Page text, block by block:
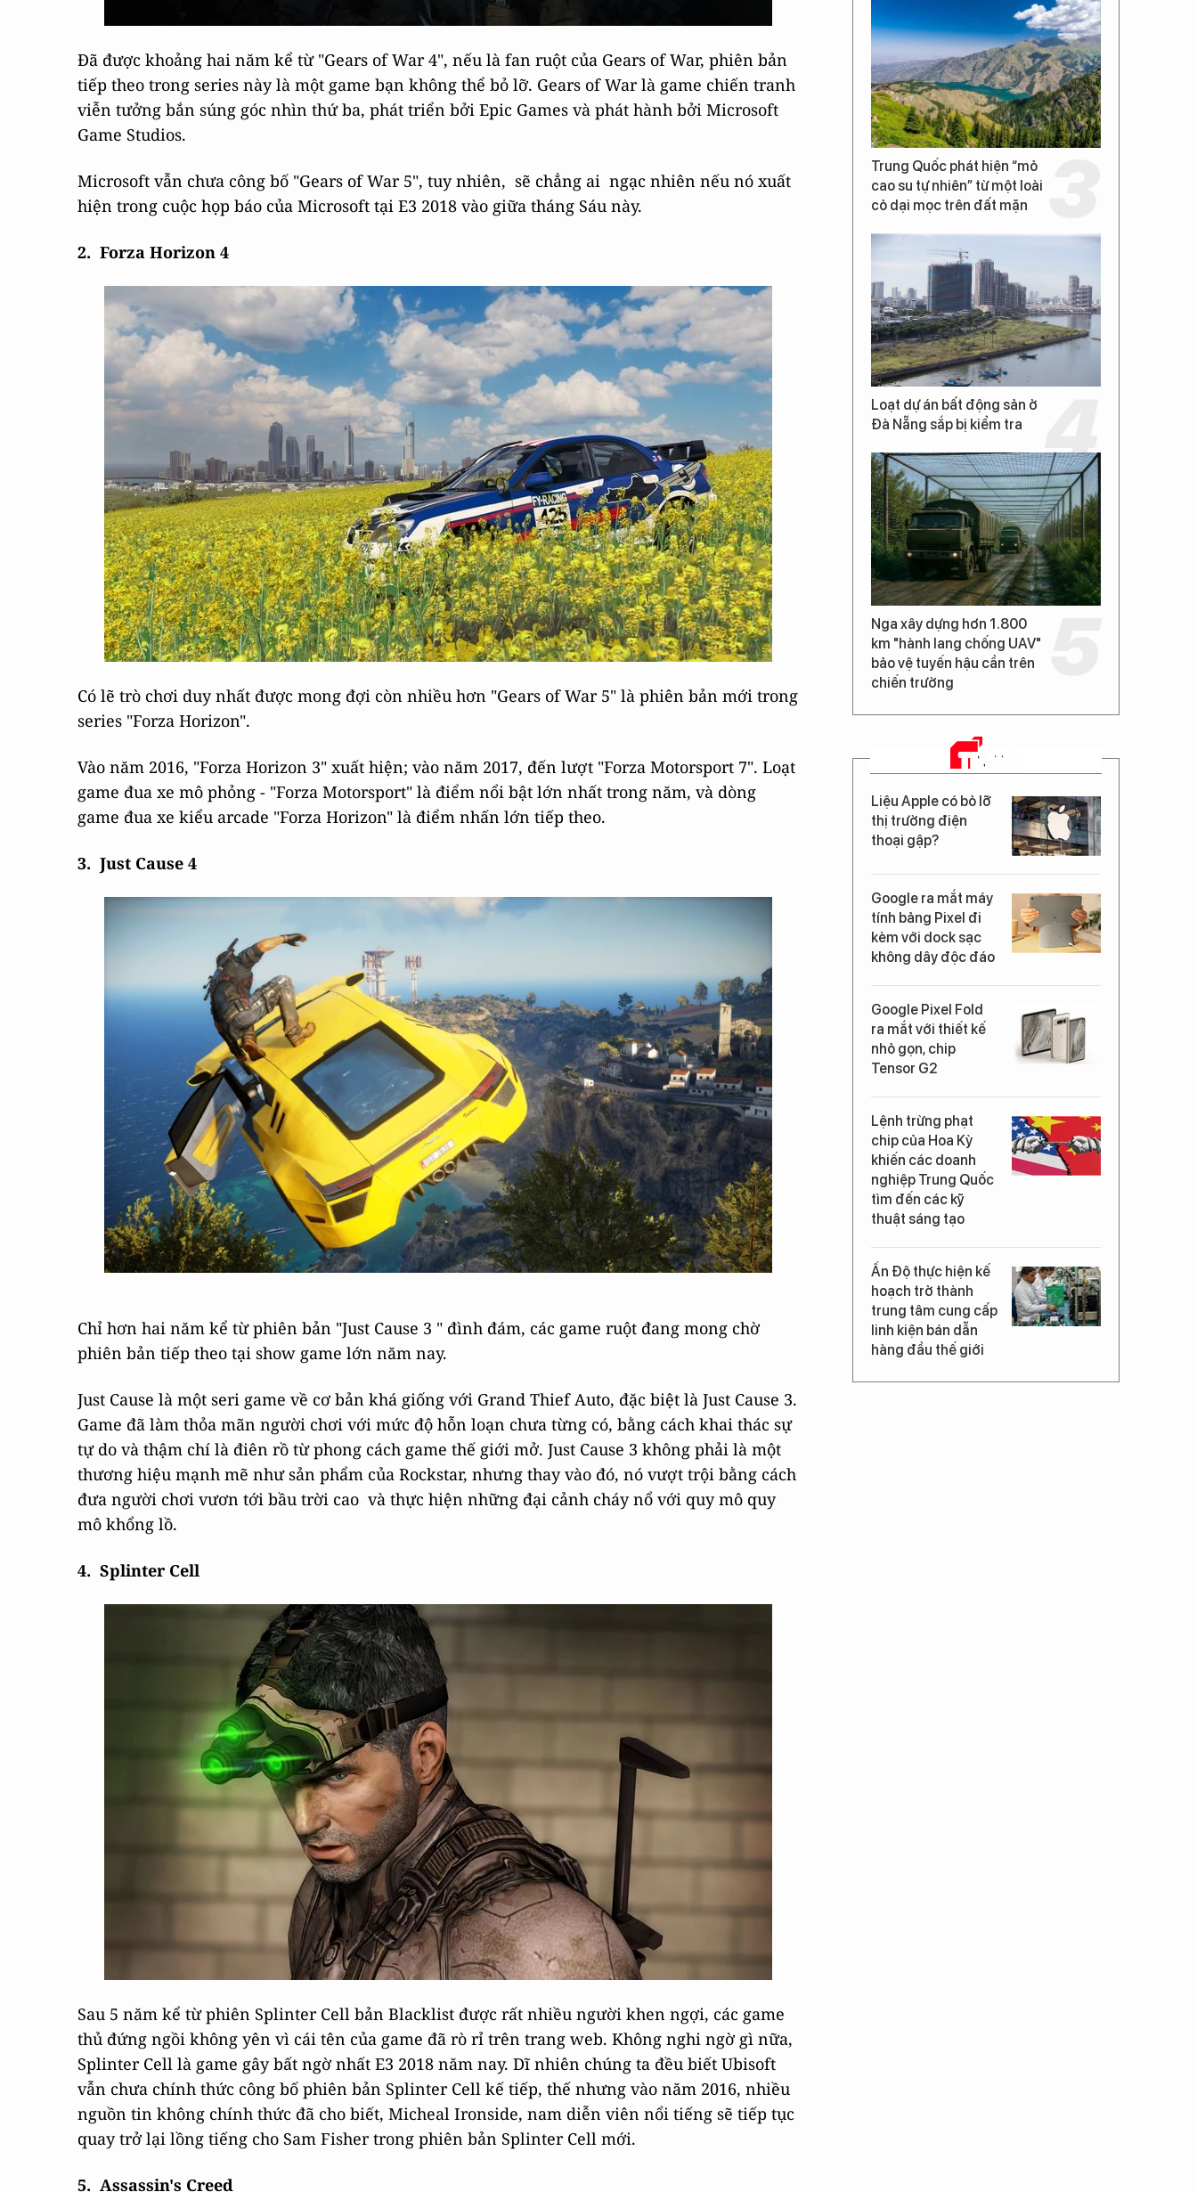
Đã được khoảng hai năm kể từ "Gears of War 4", nếu là fan ruột của Gears of War, phiên bản
tiếp theo trong series này là một game bạn không thể bỏ lỡ. Gears of War là game chiến tranh
viễn tưởng bắn súng góc nhìn thứ ba, phát triển bởi Epic Games và phát hành bởi Microsoft
Game Studios.
Microsoft vẫn chưa công bố "Gears of War 5", tuy nhiên, sẽ chẳng ai ngạc nhiên nếu nó xuất
hiện trong cuộc họp báo của Microsoft tại E3 2018 vào giữa tháng Sáu này.
2. Forza Horizon 4
Có lẽ trò chơi duy nhất được mong đợi còn nhiều hơn "Gears of War 5" là phiên bản mới trong
series "Forza Horizon".
Vào năm 2016, "Forza Horizon 3" xuất hiện; vào năm 2017, đến lượt "Forza Motorsport 7". Loạt
game đua xe mô phỏng - "Forza Motorsport" là điểm nổi bật lớn nhất trong năm, và dòng
game đua xe kiểu arcade "Forza Horizon" là điểm nhấn lớn tiếp theo.
3. Just Cause 4
Chỉ hơn hai năm kể từ phiên bản "Just Cause 3 " đình đám, các game ruột đang mong chờ
phiên bản tiếp theo tại show game lớn năm nay.
Just Cause là một seri game về cơ bản khá giống với Grand Thief Auto, đặc biệt là Just Cause 3.
Game đã làm thỏa mãn người chơi với mức độ hỗn loạn chưa từng có, bằng cách khai thác sự
tự do và thậm chí là điên rồ từ phong cách game thế giới mở. Just Cause 3 không phải là một
thương hiệu mạnh mẽ như sản phẩm của Rockstar, nhưng thay vào đó, nó vượt trội bằng cách
đưa người chơi vươn tới bầu trời cao và thực hiện những đại cảnh cháy nổ với quy mô quy
mô khổng lồ.
4. Splinter Cell
Sau 5 năm kể từ phiên Splinter Cell bản Blacklist được rất nhiều người khen ngợi, các game
thủ đứng ngồi không yên vì cái tên của game đã rò rỉ trên trang web. Không nghi ngờ gì nữa,
Splinter Cell là game gây bất ngờ nhất E3 2018 năm nay. Dĩ nhiên chúng ta đều biết Ubisoft
vẫn chưa chính thức công bố phiên bản Splinter Cell kế tiếp, thế nhưng vào năm 2016, nhiều
nguồn tin không chính thức đã cho biết, Micheal Ironside, nam diễn viên nổi tiếng sẽ tiếp tục
quay trở lại lồng tiếng cho Sam Fisher trong phiên bản Splinter Cell mới.
5. Assassin's Creed
Trung Quốc phát hiện “mỏ
cao su tự nhiên” từ một loài
cỏ dại mọc trên đất mặn
Loạt dự án bất động sản ở
Đà Nẵng sắp bị kiểm tra
Nga xây dựng hơn 1.800
km "hành lang chống UAV"
bảo vệ tuyến hậu cần trên
chiến trường
TIN MỚI
Liệu Apple có bỏ lỡ
thị trường điện
thoại gập?
Google ra mắt máy
tính bảng Pixel đi
kèm với dock sạc
không dây độc đáo
Google Pixel Fold
ra mắt với thiết kế
nhỏ gọn, chip
Tensor G2
Lệnh trừng phạt
chip của Hoa Kỳ
khiến các doanh
nghiệp Trung Quốc
tìm đến các kỹ
thuật sáng tạo
Ấn Độ thực hiện kế
hoạch trở thành
trung tâm cung cấp
linh kiện bán dẫn
hàng đầu thế giới